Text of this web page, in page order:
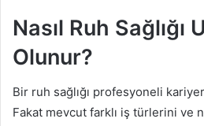
Nasıl Ruh Sağlığı
Olunur?
Bir ruh sağlığı profesyoneli
Fakat mevcut farklı iş türlerini ve